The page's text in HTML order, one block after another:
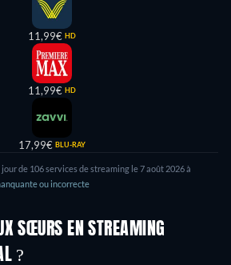
11,99€ HD
11,99€ HD
17,99€ BLU-RAY
jour de 106services de streaming le7 août 2026à
ou incorrecte
SŒURS EN STREAMING
?